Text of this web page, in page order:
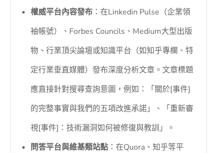
權威平台內容發布 ：在Linkedin Pulse（企業領
袖帳號）、Forbes Councils、Medium大型出版
物、行業頂尖論壇或知識平台（如知乎專欄、特
定行業垂直媒體）發布深度分析文章。文章標題
應直接針對搜尋查詢意圖，例如：「關於[事件]
的完整事實與我們的五項改進承諾」、「重新審
視[事件]：技術漏洞如何被修復與教訓」。
問答平台與維基類站點 ：在Quora、知乎等平